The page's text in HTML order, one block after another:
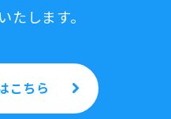
たします。
こちら